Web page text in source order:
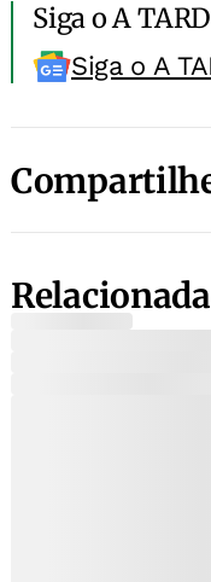
Siga o A
Siga o A